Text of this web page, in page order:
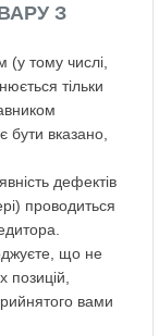
З
тому числі,
тільки
бути вказано,
дефектів
проводиться
що не
позицій,
вами